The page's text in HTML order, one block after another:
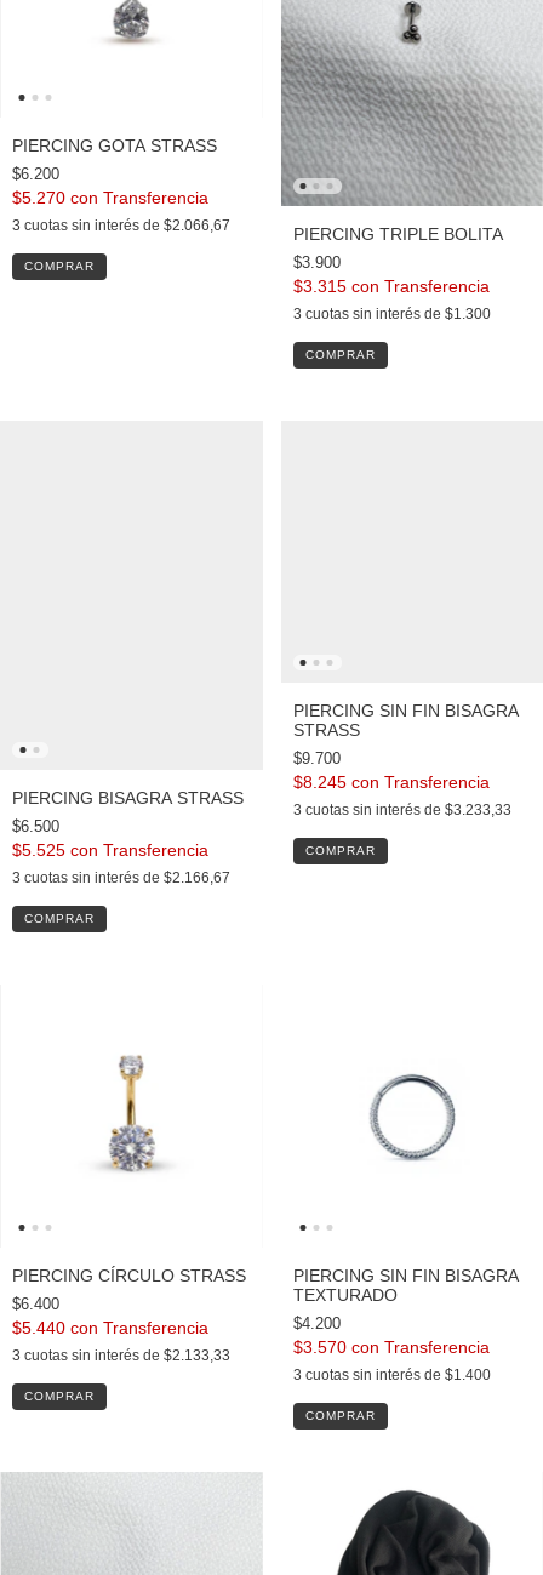
PIERCING GOTA STRASS
$6.200
$5.270 con
3 cuotas sin interés de $2.066,67
COMPRAR
PIERCING TRIPLE BOLITA
$3.900
$3.315 con
3 cuotas sin interés de $1.300
PIERCING BISAGRA STRASS
$6.500
$5.525 con
3 cuotas sin interés de $2.166,67
PIERCING SIN FIN BISAGRA
STRASS
$9.700
$8.245 con
3 cuotas sin interés de $3.233,33
COMPRAR
PIERCING CÍRCULO STRASS
$6.400
$5.440 con
3 cuotas sin interés de $2.133,33
PIERCING SIN FIN BISAGRA
TEXTURADO
$4.200
$3.570 con
3 cuotas sin interés de $1.400
COMPRAR